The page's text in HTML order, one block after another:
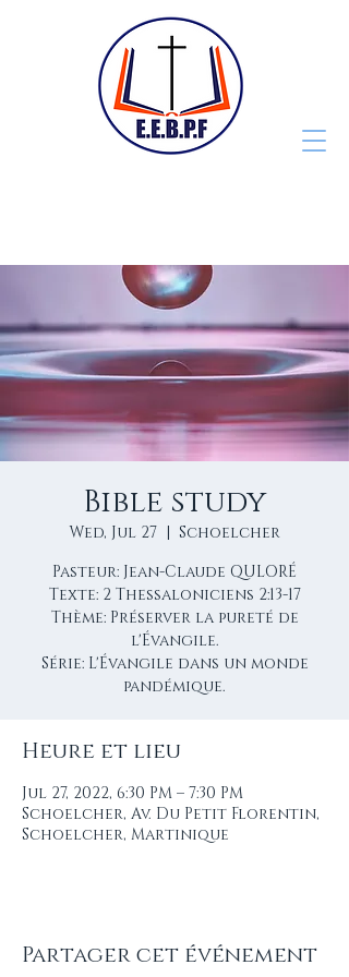
Bible study
Wed, Jul 27
  |
Schoelcher
Pasteur: Jean-Claude QULORÉ
Texte: 2 Thessaloniciens 2:13-17
Thème: Préserver la pureté de
l'Évangile.
Série: L'Évangile dans un monde
pandémique.
Heure et lieu
Jul 27, 2022, 6:30 PM – 7:30 PM
Schoelcher, Av. Du Petit Florentin,
Schoelcher, Martinique
Partager cet événement